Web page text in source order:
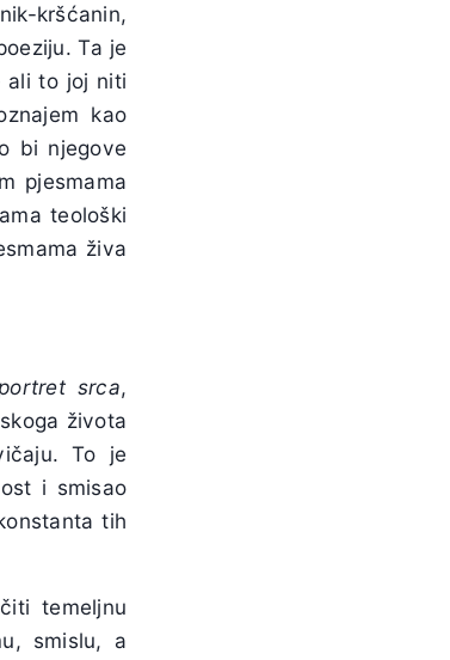
kršćanin,
Ta je
ali to joj niti
kao
bi njegove
pjesmama
teološki
živa
srca,
života
To je
i smisao
tih
temeljnu
smislu, a